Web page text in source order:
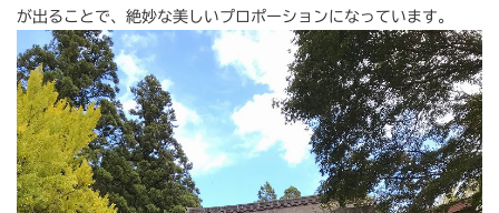
が出ることで、絶妙な美しいプロポーションになっています。